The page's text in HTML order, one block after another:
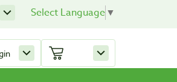
Select Language▼